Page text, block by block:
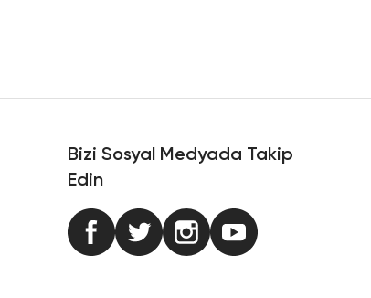
Bizi Sosyal Medyada Takip
Edin